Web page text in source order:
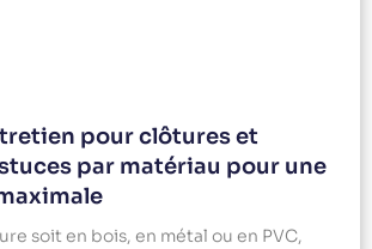
pour clôtures et
par matériau pour une
soit en bois, en métal ou en PVC,